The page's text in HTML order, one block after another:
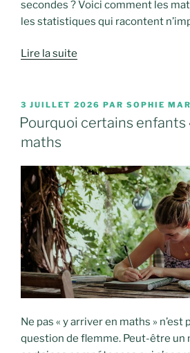
secondes ? Voici comment les
les statistiques qui racontent
Lire la suite
PUBLIÉ
LE
3 JUILLET 2026 PAR SOPHIE
Pourquoi certains enfants
maths
Ne pas « y arriver en maths »
question de flemme. Peut-être un